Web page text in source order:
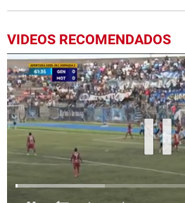
VIDEOS RECOMENDADOS